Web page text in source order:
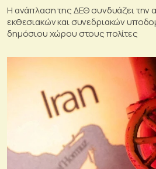
Η ανάπλαση της ΔΕΘ συνδυάζει την
εκθεσιακών και συνεδριακών
δημόσιου χώρου στους πολίτες